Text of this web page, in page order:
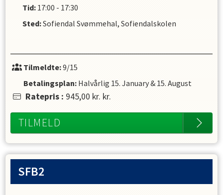
Tid: 17:00 - 17:30
Sted:Sofiendal Svømmehal, Sofiendalskolen
Tilmeldte:9/15
Betalingsplan: Halvårlig 15. January& 15. August
Ratepris : 945,00 kr. kr.
TILMELD
SFB2